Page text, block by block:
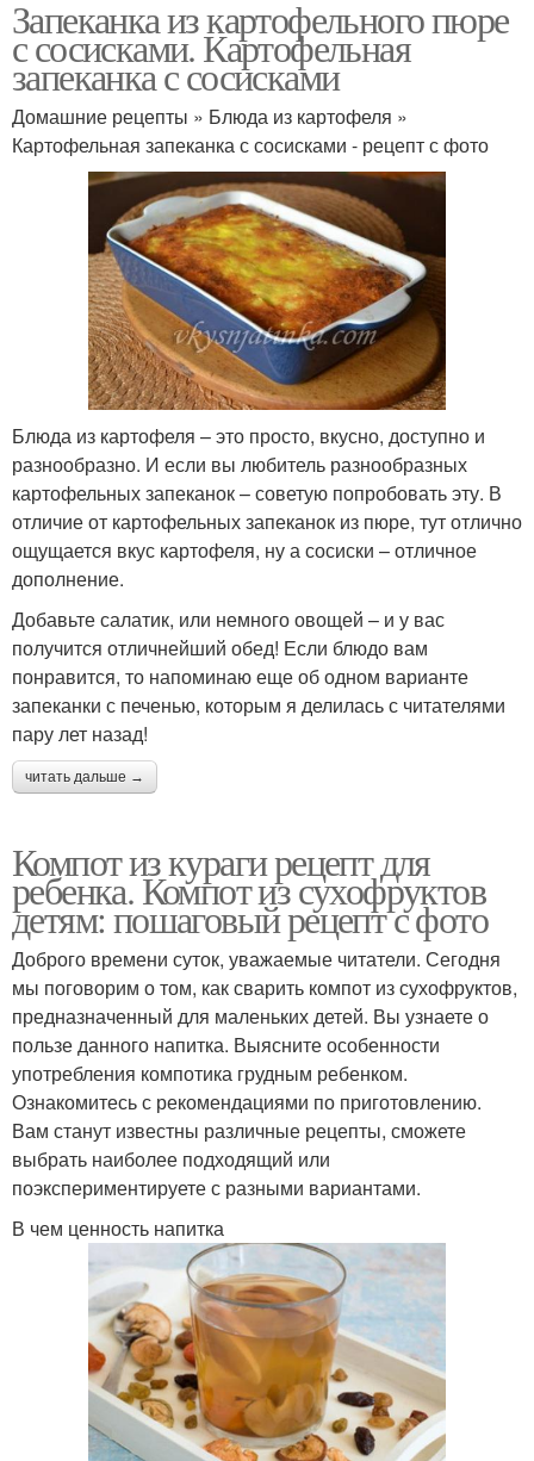
Запеканка из картофельного пюре
с сосисками. Картофельная
запеканка с сосисками
Домашние рецепты » Блюда из картофеля »
Картофельная запеканка с сосисками - рецепт с фото
Блюда из картофеля – это просто, вкусно, доступно и
разнообразно. И если вы любитель разнообразных
картофельных запеканок – советую попробовать эту. В
отличие от картофельных запеканок из пюре, тут отлично
ощущается вкус картофеля, ну а сосиски – отличное
дополнение.
Добавьте салатик, или немного овощей – и у вас
получится отличнейший обед! Если блюдо вам
понравится, то напоминаю еще об одном варианте
запеканки с печенью, которым я делилась с читателями
пару лет назад!
читать дальше →
Компот из кураги рецепт для
ребенка. Компот из сухофруктов
детям: пошаговый рецепт с фото
Доброго времени суток, уважаемые читатели. Сегодня
мы поговорим о том, как сварить компот из сухофруктов,
предназначенный для маленьких детей. Вы узнаете о
пользе данного напитка. Выясните особенности
употребления компотика грудным ребенком.
Ознакомитесь с рекомендациями по приготовлению.
Вам станут известны различные рецепты, сможете
выбрать наиболее подходящий или
поэкспериментируете с разными вариантами.
В чем ценность напитка